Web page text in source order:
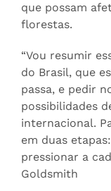
que possam
florestas.
“Vou resumir
do Brasil, que
passa, e pedir
possibilidades
internacional.
em duas
pressionar a
Goldsmith